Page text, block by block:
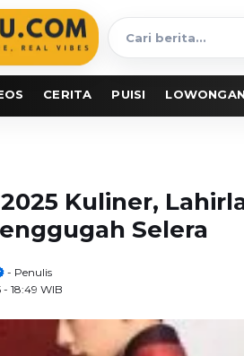
Cari
berita
CERITA PUISI
Kuliner,
Selera
- Penulis
- 18:49 WIB